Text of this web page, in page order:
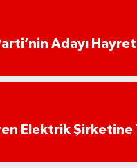
Adayı
Elektrik Şirketine